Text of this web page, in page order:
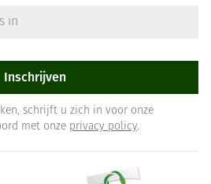
Inschrijven
schrijft u zich in voor onze
met onze privacy policy.